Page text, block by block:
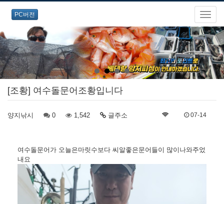
PC버전
[조황] 여수돌문어조황입니다
양지낚시 0 1,542 글주소 07-14
여수돌문어가 오늘은마릿수보다 씨알좋은문어들이 많이나와주었
내요